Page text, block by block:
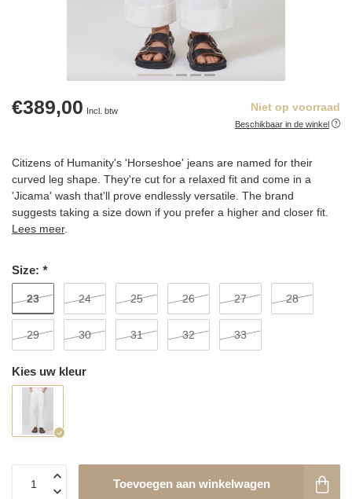
€389,00 Incl. btw Niet op voorraad
Beschikbaar in de winkel
Citizens of Humanity's 'Horseshoe' jeans are named for their
curved leg shape. They're cut for a relaxed fit and come in a
'Jicama' wash that'll prove endlessly versatile. The brand
suggests taking a size down if you prefer a higher and closer fit.
Lees meer.
Size: *
23 24 25 26 27 28
29 30 31 32 33
Kies uw kleur
Toevoegen aan winkelwagen